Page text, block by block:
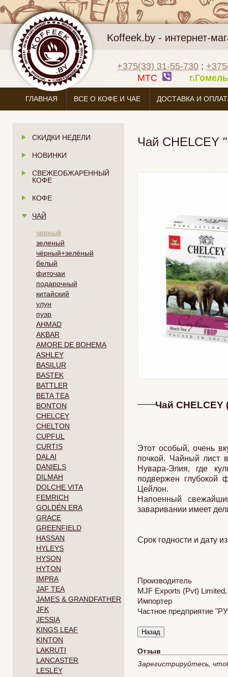
Koffeek.by - интернет-
+375(33) 31-55-730 ;
МТС
ГЛАВНАЯ ВСЕ О КОФЕ И ЧАЕ ДОСТАВКА И
СКИДКИ НЕДЕЛИ
НОВИНКИ
СВЕЖЕОБЖАРЕННЫЙ
КОФЕ
КОФЕ
ЧАЙ
черный
зеленый
чёрный+зелёный
белый
фиточаи
подарочный
китайский
улун
пуэр
AHMAD
AKBAR
AMORE DE BOHEMA
ASHLEY
BASILUR
BASTEK
BATTLER
BETA TEA
BONTON
CHELCEY
CHELTON
CUPFUL
CURTIS
DALAI
DANIELS
DILMAH
DOLCHE VITA
FEMRICH
GOLDÉN ERA
GRACE
GREENFIELD
HASSAN
HYLEYS
HYSON
HYTON
IMPRA
JAF TEA
JAMES & GRANDFATHER
JFK
JESSIA
KINGS LEAF
KINTON
LAKRUTI
LANCASTER
LESLEY
Чай CHELCEY
Чай
Этот особый, очень
почкой. Чайный лист
Нувара-Элия, где
подвержен глубокой
Цейлон.
Напоенный
заваривании имеет
Срок годности и дату
Производитель
MJF Exports (Pvt)
Импортер
Частное предприятие
Отзыв
Зарегистрируйтесь,